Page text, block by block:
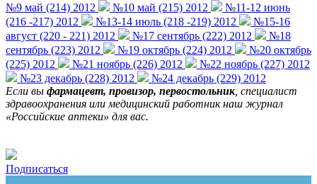
№9 май (214) 2012
№10 май (215) 2012
№11-12 июнь
(216 -217) 2012
№13-14 июль (218 -219) 2012
№15-16
август (220 - 221) 2012
№17 сентябрь (222) 2012
№18
сентябрь (223) 2012
№19 октябрь (224) 2012
№20 октябрь
(225) 2012
№21 ноябрь (226) 2012
№22 ноябрь (227) 2012
№23 декабрь (228) 2012
№24 декабрь (229) 2012
Если вы фармацевт, провизор, первостольник, специалист
здравоохранения или медицинский работник наш журнал
«Российские аптеки» для вас.
Подписаться